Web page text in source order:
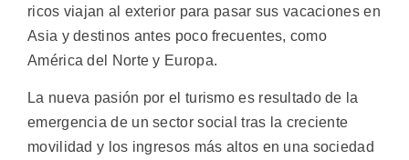
ricos viajan al exterior para pasar sus vacaciones en
Asia y destinos antes poco frecuentes, como
América del Norte y Europa.
La nueva pasión por el turismo es resultado de la
emergencia de un sector social tras la creciente
movilidad y los ingresos más altos en una sociedad